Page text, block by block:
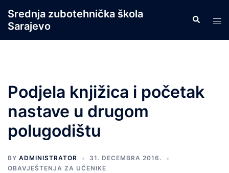
content
Srednja zubotehnička škola
Sarajevo
Search
Podjela knjižica i početak
nastave u drugom
polugodištu
BY ADMINISTRATOR
31. DECEMBRA 2016.
OBAVJEŠTENJA ZA UČENIKE